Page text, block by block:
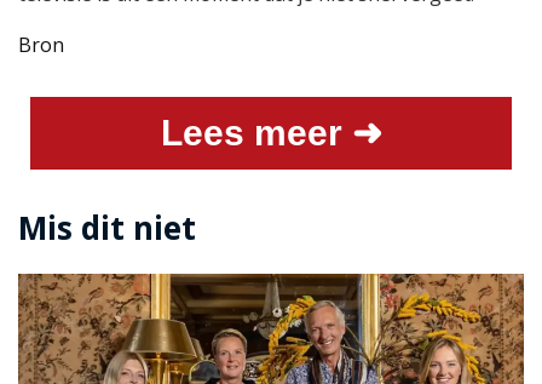
Bron
Lees meer ➜
Mis dit niet